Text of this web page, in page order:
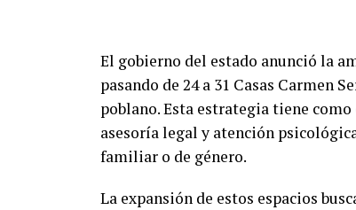
El gobierno del estado anunció la
pasando de 24 a 31 Casas
poblano. Esta estrategia tiene
asesoría legal y atención
familiar o de género.
La expansión de estos espacios